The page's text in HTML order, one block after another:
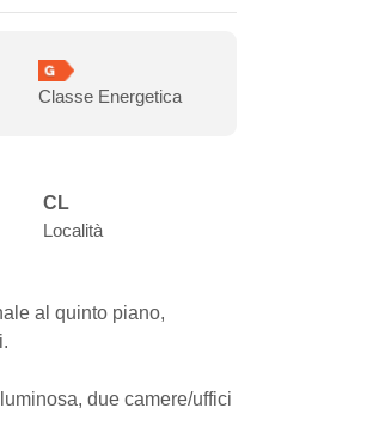
Classe Energetica
CL
Località
al quinto piano,
due camere/uffici